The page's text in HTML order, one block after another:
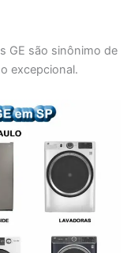
GE são sinônimo de
excepcional.